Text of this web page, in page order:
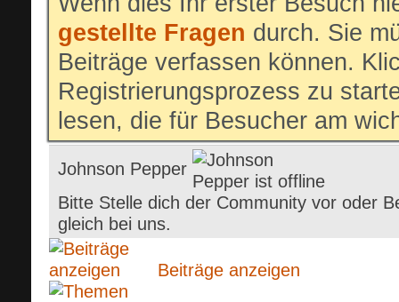
gestellte Fragen durch. Sie
Beiträge verfassen können.
Registrierungsprozess zu
lesen, die für Besucher am
Johnson Pepper
Bitte Stelle dich der Community vor oder
gleich bei uns.
Beiträge anzeigen